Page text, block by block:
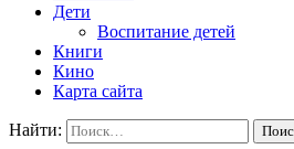
Дети
Воспитание детей
Книги
Кино
Карта сайта
Найти: